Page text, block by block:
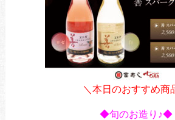
＼本日のおすすめ商
◆旬のお造り♪◆